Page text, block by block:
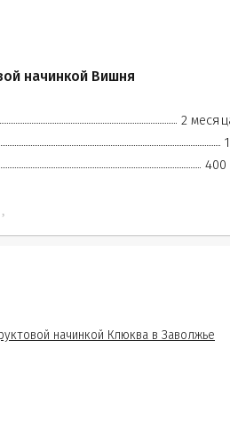
начинкой Вишня
2
400